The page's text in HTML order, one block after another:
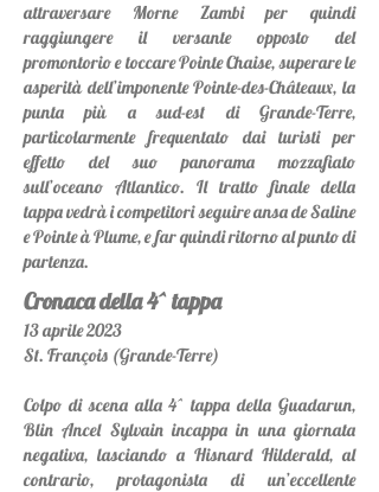
attraversare Morne Zambi per quindi
raggiungere il versante opposto del
promontorio e toccare Pointe Chaise, superare le
asperità dell’imponente Pointe-des-Châteaux, la
punta più a sud-est di Grande-Terre,
particolarmente frequentato dai turisti per
effetto del suo panorama mozzafiato
sull’oceano Atlantico. Il tratto finale della
tappa vedrà i competitori seguire ansa de Saline
e Pointe à Plume, e far quindi ritorno al punto di
partenza.
Cronaca della 4^ tappa
13aprile 2023
St. François (Grande-Terre)
Colpo di scena alla 4^ tappa della Guadarun,
Blin Ancel Sylvain incappa in una giornata
negativa, lasciando a Hisnard Hilderald, al
contrario, protagonista di un’eccellente